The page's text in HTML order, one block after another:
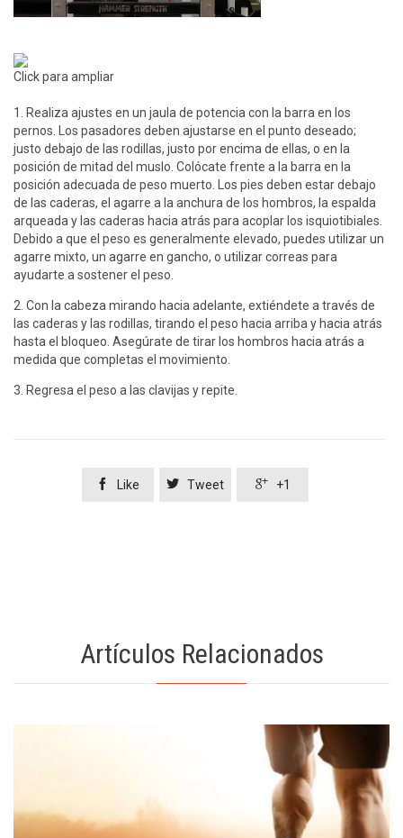
Click para ampliar
1. Realiza ajustes en un jaula de potencia con la barra en los
pernos. Los pasadores deben ajustarse en el punto deseado;
justo debajo de las rodillas, justo por encima de ellas, o en la
posición de mitad del muslo. Colócate frente a la barra en la
posición adecuada de peso muerto. Los pies deben estar debajo
de las caderas, el agarre a la anchura de los hombros, la espalda
arqueada y las caderas hacia atrás para acoplar los isquiotibiales.
Debido a que el peso es generalmente elevado, puedes utilizar un
agarre mixto, un agarre en gancho, o utilizar correas para
ayudarte a sostener el peso.
2. Con la cabeza mirando hacia adelante, extiéndete a través de
las caderas y las rodillas, tirando el peso hacia arriba y hacia atrás
hasta el bloqueo. Asegúrate de tirar los hombros hacia atrás a
medida que completas el movimiento.
3. Regresa el peso a las clavijas y repite.
 Like  Tweet  +1
Artículos Relacionados